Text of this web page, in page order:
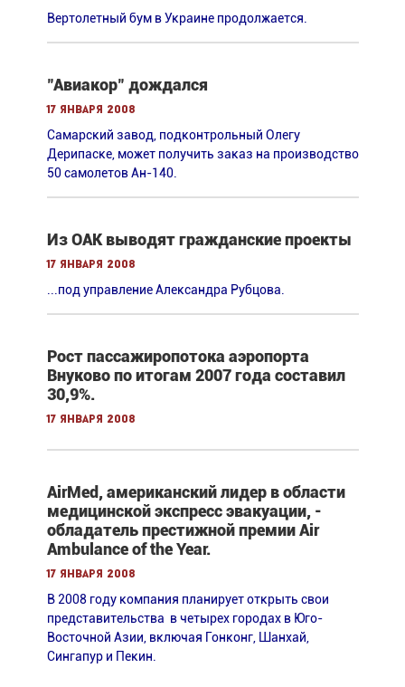
Вертолетный бум в Украине продолжается.
"Авиакор" дождался
17 января 2008
Cамарский завод, подконтрольный Олегу
Дерипаске, может получить заказ на производство
50 самолетов Ан-140.
Из ОАК выводят гражданские проекты
17 января 2008
...под управление Александра Рубцова.
Рост пассажиропотока аэропорта
Внуково по итогам 2007 года составил
30,9%.
17 января 2008
AirMed, американский лидер в области
медицинской экспресс эвакуации, -
обладатель престижной премии Air
Ambulance of the Year.
17 января 2008
В 2008 году компания планирует открыть свои
представительства в четырех городах в Юго-
Восточной Азии, включая Гонконг, Шанхай,
Сингапур и Пекин.